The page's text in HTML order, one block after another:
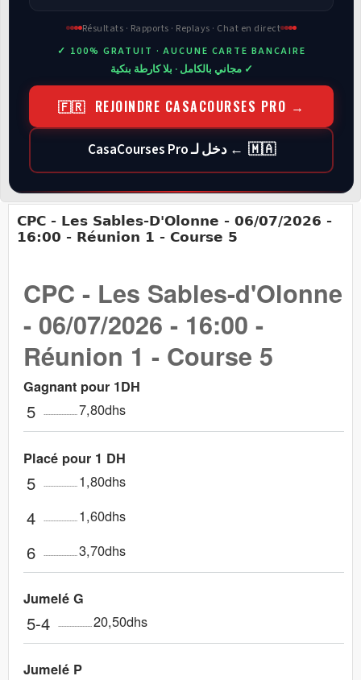
Résultats · Rapports · Replays · Chat en direct
✓ 100% GRATUIT · AUCUNE CARTE BANCAIRE
✓ مجاني بالكامل · بلا كارطة بنكية
🇫🇷 REJOINDRE CASACOURSES PRO →
🇲🇦 ← دخل لـ CasaCourses Pro
CPC - Les Sables-D'Olonne - 06/07/2026 -
16:00 - Réunion 1 - Course 5
CPC - Les Sables-d'Olonne
- 06/07/2026 - 16:00 -
Réunion 1 - Course 5
Gagnant pour 1DH
5 7,80dhs
Placé pour 1 DH
5 1,80dhs
4 1,60dhs
6 3,70dhs
Jumelé G
5-4 20,50dhs
Jumelé P